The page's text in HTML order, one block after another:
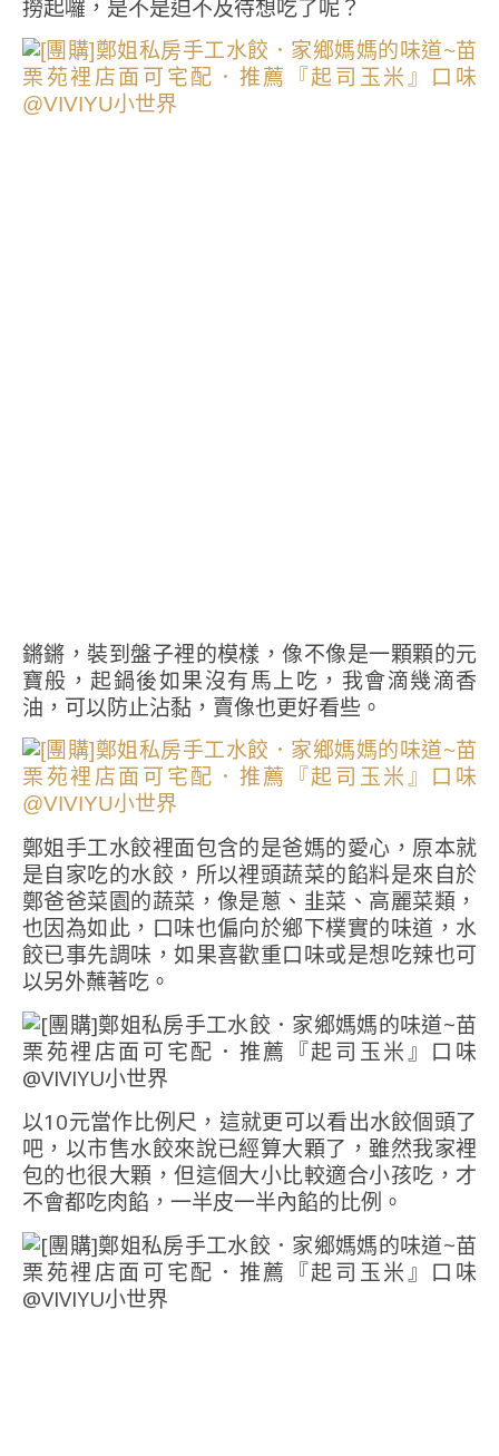
撈起囉，是不是迫不及待想吃了呢？
鏘鏘，裝到盤子裡的模樣，像不像是一顆顆的元
寶般，起鍋後如果沒有馬上吃，我會滴幾滴香
油，可以防止沾黏，賣像也更好看些。
鄭姐手工水餃裡面包含的是爸媽的愛心，原本就
是自家吃的水餃，所以裡頭蔬菜的餡料是來自於
鄭爸爸菜園的蔬菜，像是蔥、韭菜、高麗菜類，
也因為如此，口味也偏向於鄉下樸實的味道，水
餃已事先調味，如果喜歡重口味或是想吃辣也可
以另外蘸著吃。
以10元當作比例尺，這就更可以看出水餃個頭了
吧，以市售水餃來說已經算大顆了，雖然我家裡
包的也很大顆，但這個大小比較適合小孩吃，才
不會都吃肉餡，一半皮一半內餡的比例。